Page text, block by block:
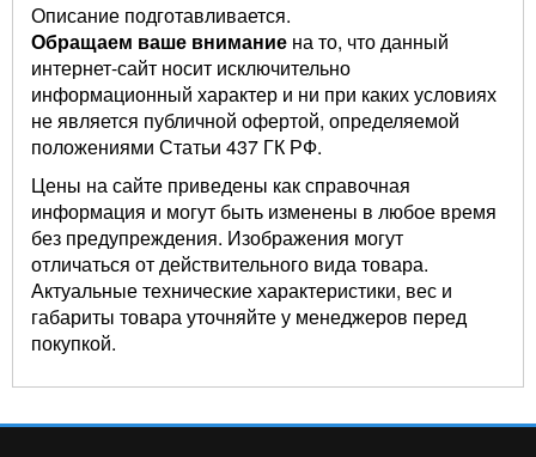
Описание подготавливается.
Обращаем ваше внимание на то, что данный
интернет-сайт носит исключительно
информационный характер и ни при каких условиях
не является публичной офертой, определяемой
положениями Статьи 437 ГК РФ.
Цены на сайте приведены как справочная
информация и могут быть изменены в любое время
без предупреждения. Изображения могут
отличаться от действительного вида товара.
Актуальные технические характеристики, вес и
габариты товара уточняйте у менеджеров перед
покупкой.